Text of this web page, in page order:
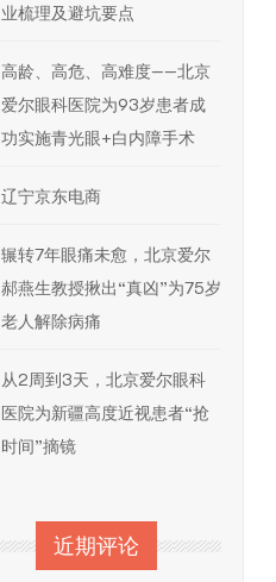
业梳理及避坑要点
高龄、高危、高难度——北京
爱尔眼科医院为93岁患者成
功实施青光眼+白内障手术
辽宁京东电商
辗转7年眼痛未愈，北京爱尔
郝燕生教授揪出“真凶”为75岁
老人解除病痛
从2周到3天，北京爱尔眼科
医院为新疆高度近视患者“抢
时间”摘镜
近期评论